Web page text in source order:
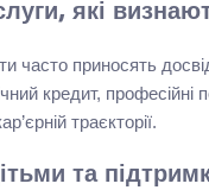
які
часто приносять
кредит,
траєкторії.
та